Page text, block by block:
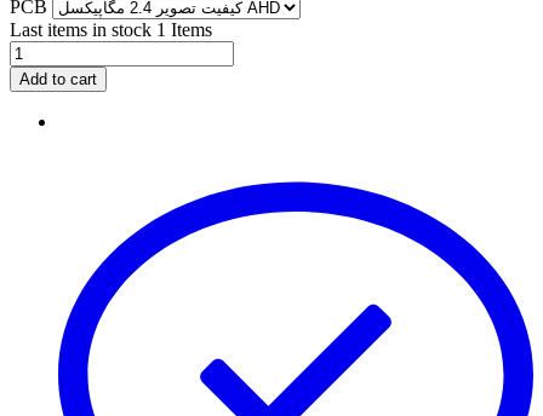
PCB
Last items in stock 1 Items
Add to cart